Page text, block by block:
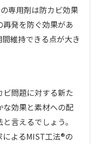
専用剤は防カビ効果
発を防ぐ効果があ
維持できる点が大き
問題に対する新た
な効果と素材への配
言えるでしょう。
よるMIST工法®の